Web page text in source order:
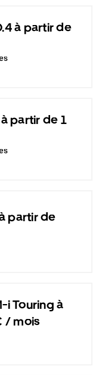
à partir de
partir de 1
partir de
i Touring à
/ mois